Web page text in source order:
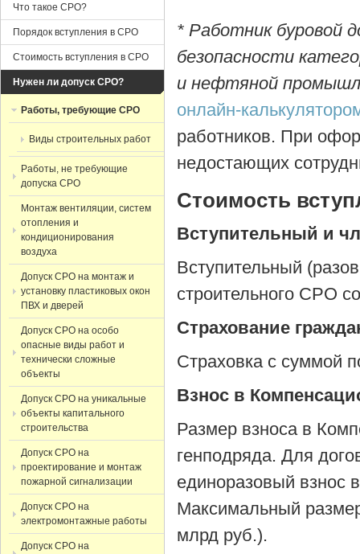
* Работник буровой
безопасности
и нефтяной
онлайн-
работников. При
недостающих
Стоимость
Вступительный и
Вступительный
строительного СРО
Страхование
Страховка с суммой
Взнос в
Размер взноса в
генподряда. Для
единоразовый взнос
Максимальный
млрд руб.).
Что такое СРО?
Порядок вступления в СРО
Стоимость вступления в СРО
Нужен ли допуск СРО?
Работы, требующие СРО
Виды строительных работ
Работы, не требующие
допуска СРО
Монтаж вентиляции, систем
отопления и
кондиционирования
воздуха
Допуск СРО на монтаж и
установку пластиковых окон
ПВХ и дверей
Допуск СРО на особо
опасные виды работ и
технически сложные
объекты
Допуск СРО на уникальные
объекты капитального
строительства
Допуск СРО на
проектирование и монтаж
пожарной сигнализации
Допуск СРО на
электромонтажные работы
Допуск СРО на